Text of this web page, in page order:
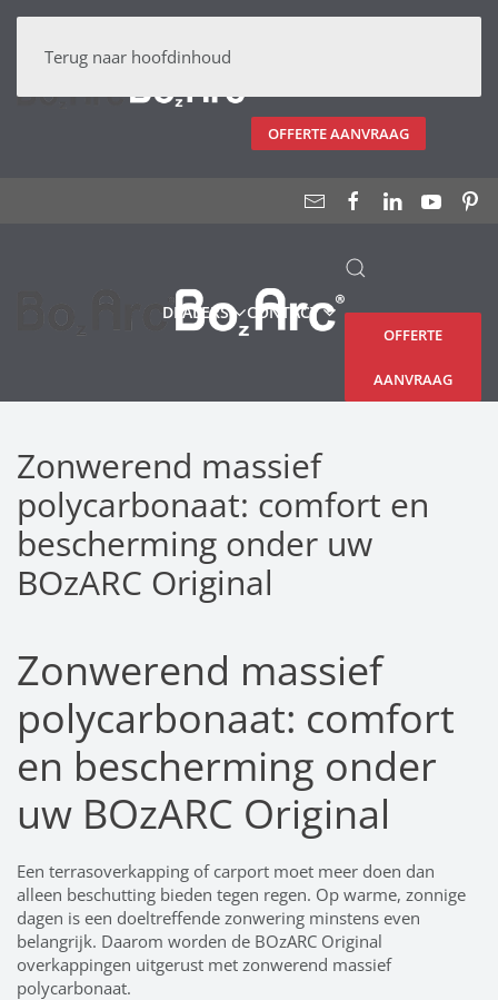
Terug naar hoofdinhoud
OFFERTE AANVRAAG
DEALERS CONTACT
OFFERTE
AANVRAAG
Zonwerend massief
polycarbonaat: comfort en
bescherming onder uw
BOzARC Original
Zonwerend massief
polycarbonaat: comfort
en bescherming onder
uw BOzARC Original
Een terrasoverkapping of carport moet meer doen dan
alleen beschutting bieden tegen regen. Op warme, zonnige
dagen is een doeltreffende zonwering minstens even
belangrijk. Daarom worden de BOzARC Original
overkappingen uitgerust met zonwerend massief
polycarbonaat.